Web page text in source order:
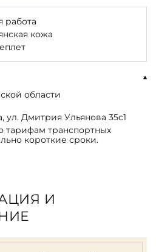
работа
кожа
области
ул. Дмитрия Ульянова 35с1
тарифам транспортных
короткие сроки.
И